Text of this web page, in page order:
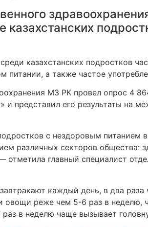
казахстанских подростков
а также частое
МЗ РК провел опрос 4
и представил его результаты на
с нездоровым питанием
различных секторов общества:
главный специалист
каждый день, в два
овощи реже чем 5-6 раз в неделю,
в неделю чаще вызывает